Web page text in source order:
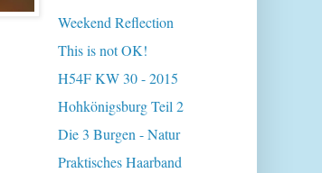
Weekend Reflection
This is not OK!
H54F KW 30 - 2015
Hohkönigsburg Teil 2
Die 3 Burgen - Natur
Praktisches Haarband